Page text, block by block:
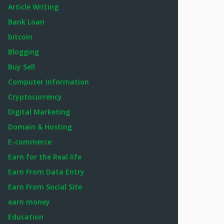
Article Writing
Bank Loan
bitcoin
Blogging
Buy Sell
Computer Information
Cryptocurrency
Digital Marketing
Domain & Hosting
E-commerce
Earn for the Real life
Earn From Data Entry
Earn From Social Site
earn money
Education